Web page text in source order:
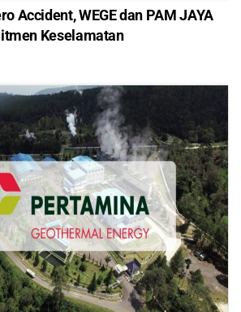
Accident, WEGE dan PAM JAYA
Keselamatan